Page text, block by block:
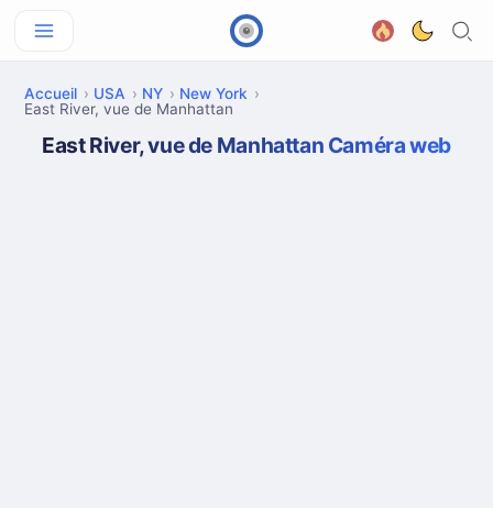
Accueil USA NY
New York
East River, vue de Manhattan
East River, vue de Manhattan Caméra web